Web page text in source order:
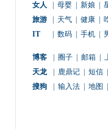
女人 母婴 新娘
旅游
天气 健康
IT
数码 手机
博客 圈子 邮箱
天龙
鹿鼎记 短信
搜狗
输入法 地图